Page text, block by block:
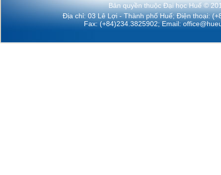
Bản quyền thuộc Đại học Huế ©
Địa chỉ: 03 Lê Lợi - Thành phố Huế; Điện thoại:
Fax: (+84)234.3825902; Email: